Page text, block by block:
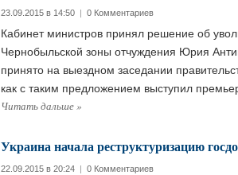
23.09.2015 в 14:50 | 0 Комментариев
Кабинет министров принял решение об
Чернобыльской зоны отчуждения Юрия
принято на выездном заседании
как с таким предложением выступил
Читать дальше»
Украина начала реструктуризацию
22.09.2015 в 20:24 | 0 Комментариев